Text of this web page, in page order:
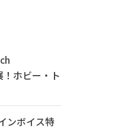
ホビー・ト
ンボイス特